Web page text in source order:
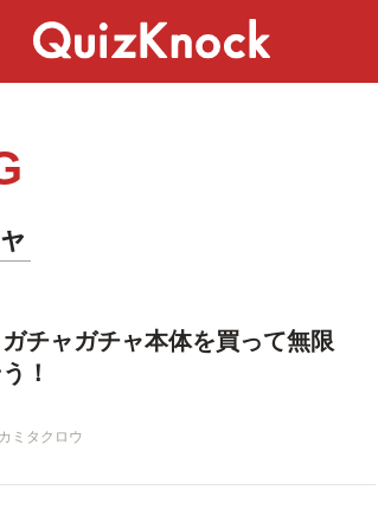
ガチャガチャ本体を買って無限
！
ミタクロウ